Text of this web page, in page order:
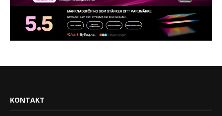
KONTAKT